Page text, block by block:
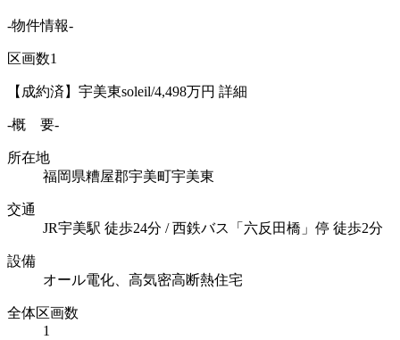
-物件情報-
区画数1
【成約済】宇美東soleil/4,498万円 詳細
-概 要-
所在地
福岡県糟屋郡宇美町宇美東
交通
JR宇美駅 徒歩24分 / 西鉄バス「六反田橋」停 徒歩2分
設備
オール電化、高気密高断熱住宅
全体区画数
1